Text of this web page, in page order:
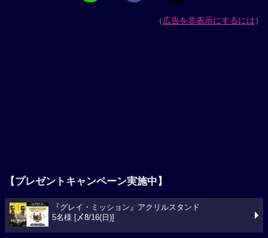
（広告を非表示にするには）
【プレゼントキャンペーン実施中】
『グレイ・ミッション』アクリルスタンド
5名様 [〆8/16(日)]